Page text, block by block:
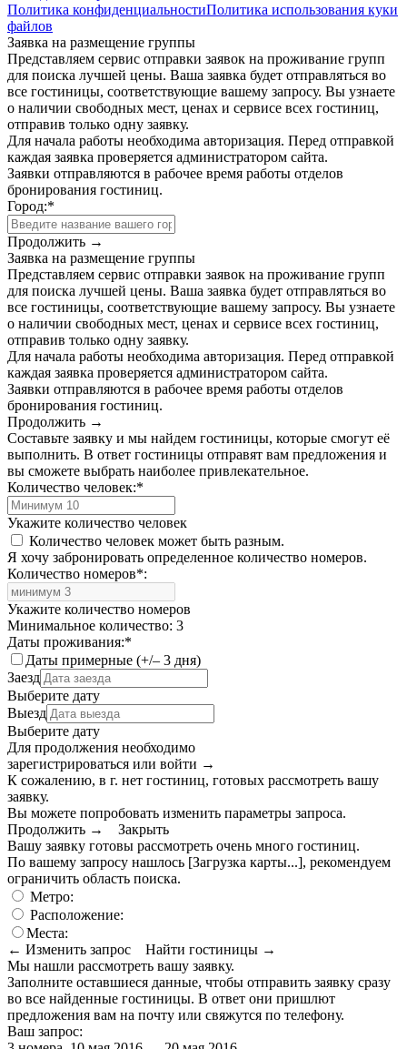
Политика конфиденциальностиПолитика использования куки
файлов
Заявка на размещение группы
Представляем сервис отправки заявок на проживание групп
для поиска лучшей цены. Ваша заявка будет отправляться во
все гостиницы, соответствующие вашему запросу. Вы узнаете
о наличии свободных мест, ценах и сервисе всех гостиниц,
отправив только одну заявку.
Для начала работы необходима авторизация. Перед отправкой
каждая заявка проверяется администратором сайта.
Заявки отправляются в рабочее время работы отделов
бронирования гостиниц.
Город:*
Продолжить →
Заявка на размещение группы
Представляем сервис отправки заявок на проживание групп
для поиска лучшей цены. Ваша заявка будет отправляться во
все гостиницы, соответствующие вашему запросу. Вы узнаете
о наличии свободных мест, ценах и сервисе всех гостиниц,
отправив только одну заявку.
Для начала работы необходима авторизация. Перед отправкой
каждая заявка проверяется администратором сайта.
Заявки отправляются в рабочее время работы отделов
бронирования гостиниц.
Продолжить →
Составьте заявку и мы найдем гостиницы, которые смогут её
выполнить. В ответ гостиницы отправят вам предложения и
вы сможете выбрать наиболее привлекательное.
Количество человек:*
Укажите количество человек
Количество человек может быть разным.
Я хочу забронировать определенное количество номеров.
Количество номеров*:
Укажите количество номеров
Минимальное количество: 3
Даты проживания:*
Даты примерные (+/– 3 дня)
Заезд
Выберите дату
Выезд
Выберите дату
Для продолжения необходимо
зарегистрироваться или войти →
К сожалению, в г. нет гостиниц, готовых рассмотреть вашу
заявку.
Вы можете попробовать изменить параметры запроса.
Продолжить →
Закрыть
Вашу заявку готовы рассмотреть очень много гостиниц.
По вашему запросу нашлось [Загрузка карты...], рекомендуем
ограничить область поиска.
Метро:
Расположение:
Места:
← Изменить запрос
Найти гостиницы →
Мы нашли рассмотреть вашу заявку.
Заполните оставшиеся данные, чтобы отправить заявку сразу
во все найденные гостиницы. В ответ они пришлют
предложения вам на почту или свяжутся по телефону.
Ваш запрос: